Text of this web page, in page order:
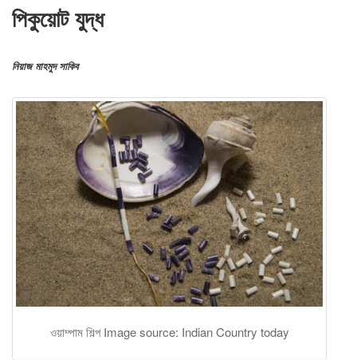
পিকুয়োট যুদ্ধ
নিয়াজ মাহমুদ সাকিব
ওয়াম্পাম শিল্প Image source: Indian Country today